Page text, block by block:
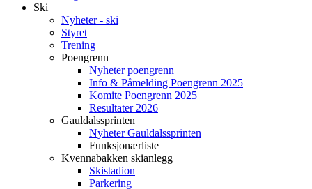
Ski
Nyheter - ski
Styret
Trening
Poengrenn
Nyheter poengrenn
Info & Påmelding Poengrenn 2025
Komite Poengrenn 2025
Resultater 2026
Gauldalssprinten
Nyheter Gauldalssprinten
Funksjonærliste
Kvennabakken skianlegg
Skistadion
Parkering